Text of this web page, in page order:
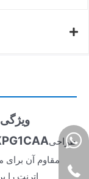
طراحی
مقاوم آن برای
اترنت را